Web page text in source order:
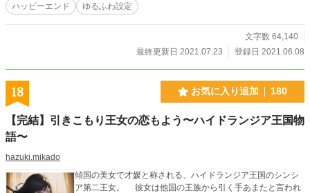
ハッピーエンド
ゆるふわ設定
文字数 64,140
最終更新日 2021.07.23
登録日 2021.06.08
18 お気に入り追加 180
【完結】引きこもり王女の恋もよう〜ハイドランジア王国物
語〜
hazuki.mikado
傾国の美女で才媛と称される、ハイドランジア王国のシンシ
ア第二王女。 彼女は他国の王族から引く手あまたと言われ